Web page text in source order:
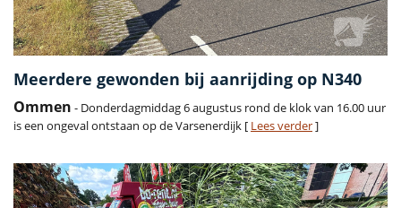
Meerdere gewonden bij aanrijding op N340
Ommen - Donderdagmiddag 6 augustus rond de klok van 16.00 uur
is een ongeval ontstaan op de Varsenerdijk [ Lees verder]